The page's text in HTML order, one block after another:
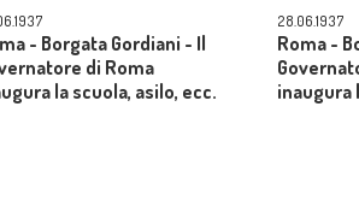
- Borgata Gordiani - Il
di Roma
la scuola, asilo, ecc.
28.06.1937
Roma -
inaugura